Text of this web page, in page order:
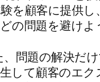
を顧客に提供し
の問題を避けよ
、問題の解決だ
して顧客のエ